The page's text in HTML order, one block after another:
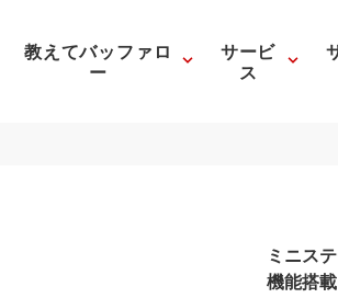
教えてバッファロ
ー
サービ
ス
ミニス
機能搭